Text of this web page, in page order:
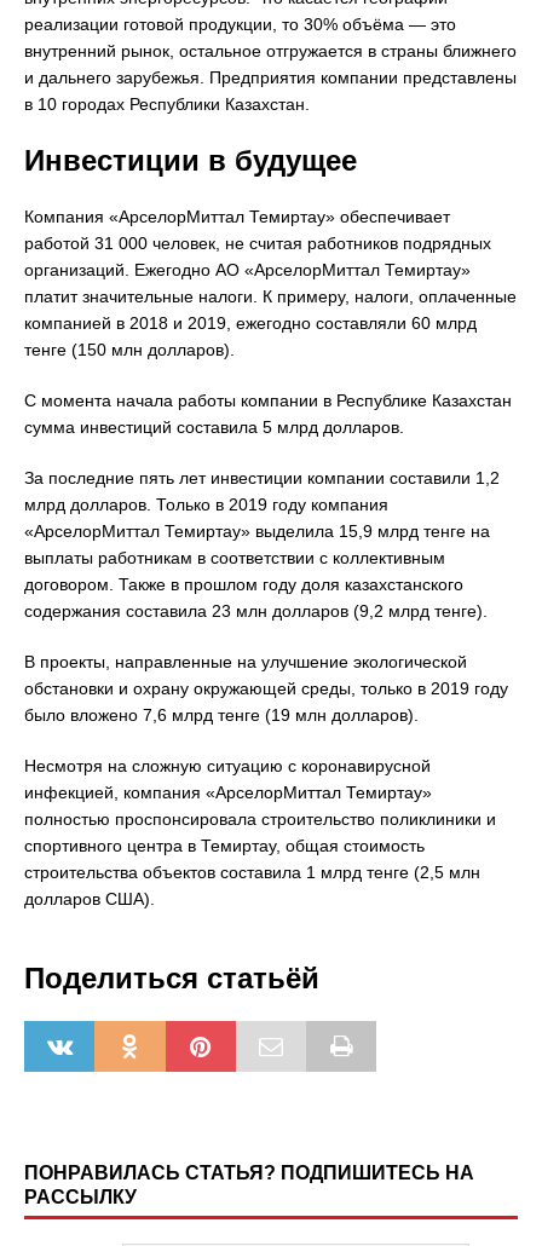
реализации готовой продукции, то 30% объёма — это
внутренний рынок, остальное отгружается в страны ближнего
и дальнего зарубежья. Предприятия компании представлены
в 10 городах Республики Казахстан.
Инвестиции в будущее
Компания «АрселорМиттал Темиртау» обеспечивает
работой 31 000 человек, не считая работников подрядных
организаций. Ежегодно АО «АрселорМиттал Темиртау»
платит значительные налоги. К примеру, налоги, оплаченные
компанией в 2018 и 2019, ежегодно составляли 60 млрд
тенге (150 млн долларов).
С момента начала работы компании в Республике Казахстан
сумма инвестиций составила 5 млрд долларов.
За последние пять лет инвестиции компании составили 1,2
млрд долларов. Только в 2019 году компания
«АрселорМиттал Темиртау» выделила 15,9 млрд тенге на
выплаты работникам в соответствии с коллективным
договором. Также в прошлом году доля казахстанского
содержания составила 23 млн долларов (9,2 млрд тенге).
В проекты, направленные на улучшение экологической
обстановки и охрану окружающей среды, только в 2019 году
было вложено 7,6 млрд тенге (19 млн долларов).
Несмотря на сложную ситуацию с коронавирусной
инфекцией, компания «АрселорМиттал Темиртау»
полностью проспонсировала строительство поликлиники и
спортивного центра в Темиртау, общая стоимость
строительства объектов составила 1 млрд тенге (2,5 млн
долларов США).
Поделиться статьёй
ПОНРАВИЛАСЬ СТАТЬЯ? ПОДПИШИТЕСЬ НА
РАССЫЛКУ